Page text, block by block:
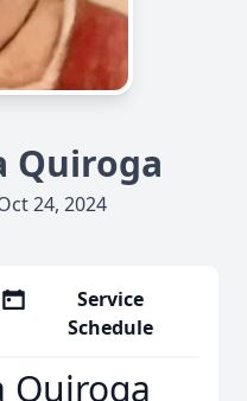
Quiroga
24, 2024
Service
Schedule
Quiroga